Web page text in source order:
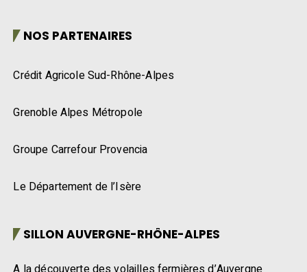
NOS PARTENAIRES
Crédit Agricole Sud-Rhône-Alpes
Grenoble Alpes Métropole
Groupe Carrefour Provencia
Le Département de l’Isère
SILLON AUVERGNE-RHÔNE-ALPES